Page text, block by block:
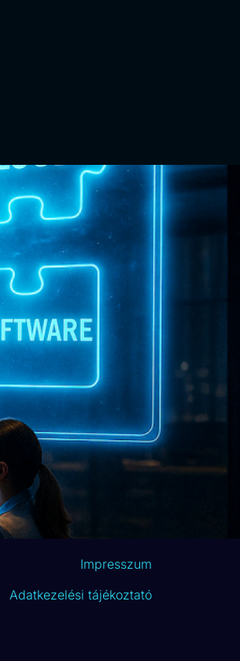
Impresszum
Adatkezelési tájékoztató